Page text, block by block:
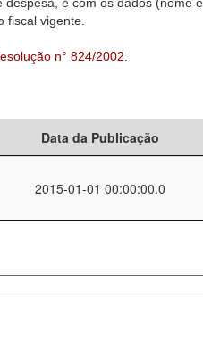
fiscal vigente.
n° 824/2002
Data da Publicação
2015-01-01 00:00:00.0